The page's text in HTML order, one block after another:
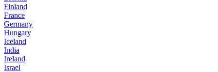
Finland
France
Germany
Hungary
Iceland
India
Ireland
Israel